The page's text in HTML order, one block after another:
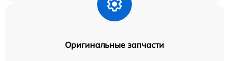
Оригинальные запчасти